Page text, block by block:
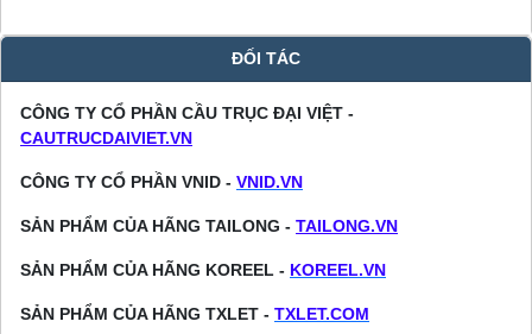
ĐỐI TÁC
CÔNG TY CỔ PHẦN CẦU TRỤC ĐẠI VIỆT -
CAUTRUCDAIVIET.VN
CÔNG TY CỔ PHẦN VNID - VNID.VN
SẢN PHẨM CỦA HÃNG TAILONG - TAILONG.VN
SẢN PHẨM CỦA HÃNG KOREEL - KOREEL.VN
SẢN PHẨM CỦA HÃNG TXLET - TXLET.COM